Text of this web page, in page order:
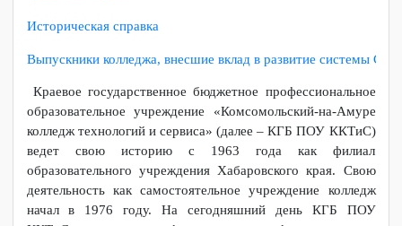
ИСТОРИЯ КГБ ПОУ
«КОМСОМОЛЬСКИЙ-НА-АМУРЕ
КОЛЛЕДЖ ТЕХНОЛОГИЙ И
СЕРВИСА»
Историческая справка
Выпускники колледжа, внесшие вклад в развитие системы
Краевое государственное бюджетное профессиональное
образовательное учреждение «Комсомольский-на-Амуре